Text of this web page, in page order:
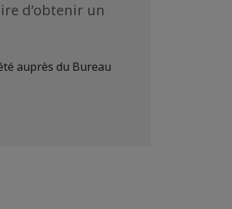
d’obtenir un
auprès du Bureau